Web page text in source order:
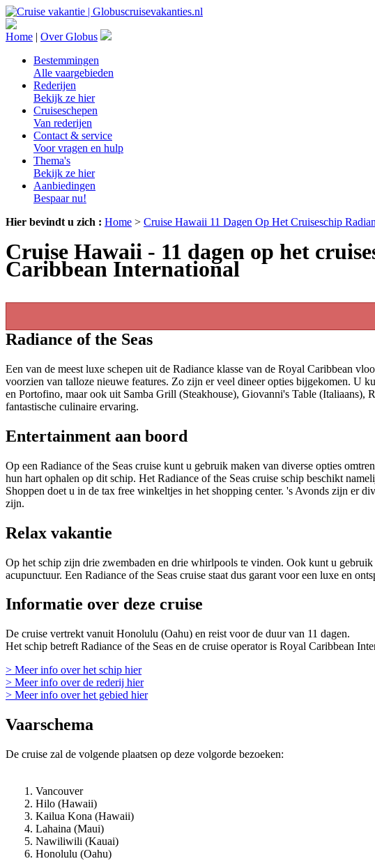
Home | Over Globus
Bestemmingen
Alle vaargebieden
Rederijen
Bekijk ze hier
Cruiseschepen
Van rederijen
Contact & service
Voor vragen en hulp
Thema's
Bekijk ze hier
Aanbiedingen
Bespaar nu!
Hier bevindt u zich : Home > Cruise Hawaii 11 Dagen Op Het Cruiseschip
Cruise Hawaii - 11 dagen op het
Caribbean International
Radiance of the Seas
Een van de meest luxe schepen uit de Radiance klasse van de Royal Caribbean
voorzien van talloze nieuwe features. Zo zijn er veel dineer opties bijgekomen. U
en Portofino, maar ook uit Samba Grill (Steakhouse), Giovanni's Table (Italiaans),
fantastische culinaire ervaring.
Entertainment aan boord
Op een Radiance of the Seas cruise kunt u gebruik maken van diverse opties
hun hart ophalen op dit schip. Het Radiance of the Seas cruise schip beschikt
Shoppen doet u in de tax free winkeltjes in het shopping center. 's Avonds zijn er
zijn.
Relax vakantie
Op het schip zijn drie zwembaden en drie whirlpools te vinden. Ook kunt u
acupunctuur. Een Radiance of the Seas cruise staat dus garant voor een luxe en
Informatie over deze cruise
De cruise vertrekt vanuit Honolulu (Oahu) en reist voor de duur van 11 dagen.
Het schip betreft Radiance of the Seas en de cruise operator is Royal Caribbean
> Meer info over het schip hier
> Meer info over de rederij hier
> Meer info over het gebied hier
Vaarschema
De cruise zal de volgende plaatsen op deze volgorde bezoeken:
Vancouver
Hilo (Hawaii)
Kailua Kona (Hawaii)
Lahaina (Maui)
Nawiliwili (Kauai)
Honolulu (Oahu)